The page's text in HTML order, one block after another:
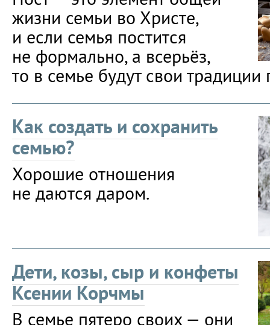
жизни семьи во Христе,
и если семья постится
не формально, а всерьёз,
то в семье будут свои традиции
Как создать и сохранить
семью?
Хорошие отношения
не даются даром.
Дети, козы, сыр и конфеты
Ксении Корчмы
В семье пятеро своих — они